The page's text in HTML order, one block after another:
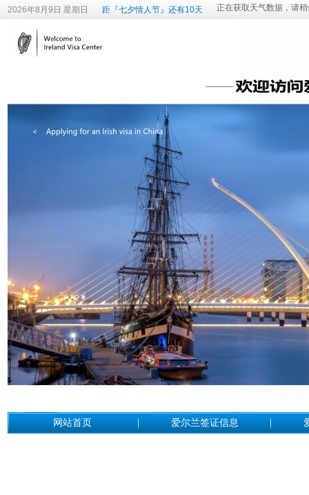
2026年8月9日 星期日 距『七夕情人节』还有10天
网站首页 爱尔兰签证信息